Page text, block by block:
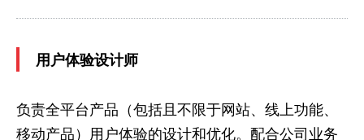
用户体验设计师
负责全平台产品（包括且不限于网站、线上功能、
移动产品）用户体验的设计和优化。配合公司业务